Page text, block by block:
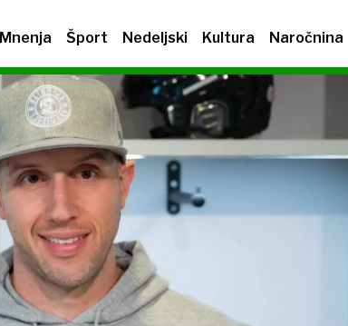
Mnenja Šport Nedeljski Kultura Naročnina